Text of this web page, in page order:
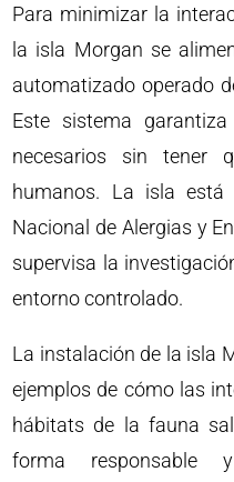
Para minimizar la
la isla Morgan se
automatizado operado
Este sistema
necesarios sin tener
humanos. La isla
Nacional de Alergias y
supervisa la
entorno controlado.
La instalación de la isla
ejemplos de cómo las
hábitats de la fauna
forma